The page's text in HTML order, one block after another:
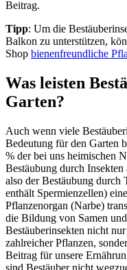
Beitrag.
Tipp: Um die
Balkon zu unterstützen,
Shop bienenfreundliche
Was leisten
Garten?
Auch wenn viele
Bedeutung für den Garten
% der bei uns heimischen
Bestäubung durch
also der Bestäubung durch
enthält Spermienzellen)
Pflanzenorgan (Narbe)
die Bildung von Samen
Bestäuberinsekten nicht
zahlreicher Pflanzen,
Beitrag für unsere
sind Bestäuber nicht